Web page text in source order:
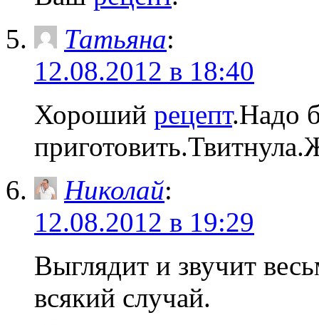
Татьяна:
12.08.2012 в 18:40
Хороший рецепт.Надо
Николай:
12.08.2012 в 19:29
Выглядит и звучит
всякий случай.